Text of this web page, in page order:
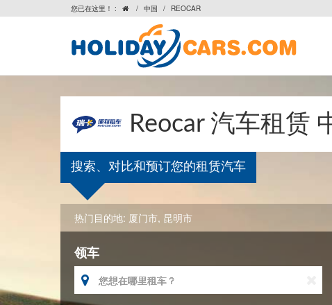
您已在这里！ :  / 中国 / REOCAR
Reocar 汽车租赁
搜索、对比和预订您的租赁汽车
热门目的地: 厦门市, 昆明市
领车
